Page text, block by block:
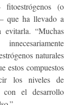
fitoestrógenos (o
que ha llevado a
evitarla. “Muchas
naturales
estos compuestos
los niveles de
con el desarrollo